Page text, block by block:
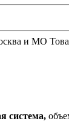
и МО
система,